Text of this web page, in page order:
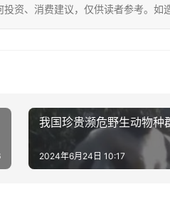
资、消费建议，仅供读者参考。如
我国珍贵濒危野生动物种
2024年6月24日 10:17